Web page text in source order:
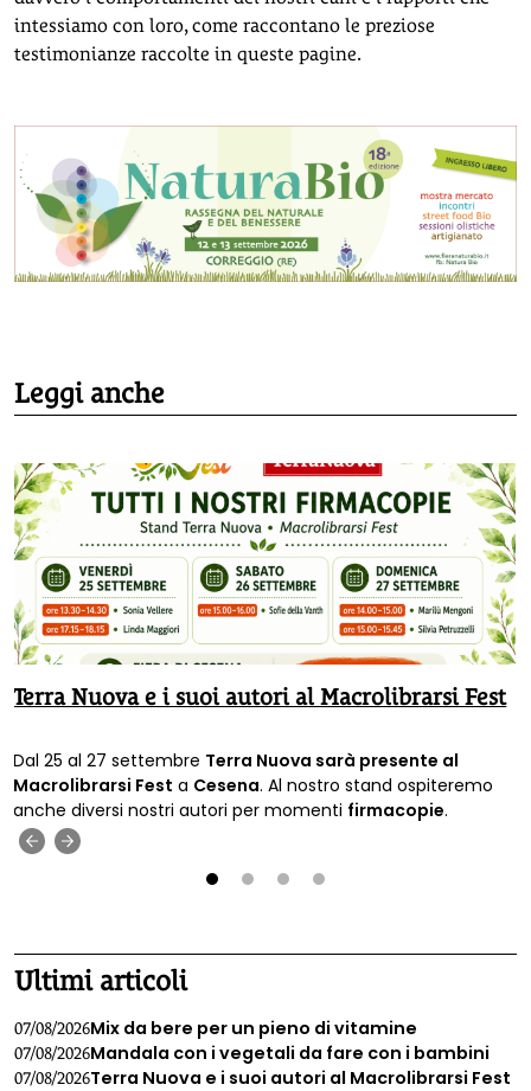
intessiamo con loro, come raccontano le preziose
testimonianze raccolte in queste pagine.
Leggi anche
Terra Nuova e i suoi autori al Macrolibrarsi Fest
Dal 25 al 27 settembre Terra Nuova sarà presente al
Macrolibrarsi Fest a Cesena. Al nostro stand ospiteremo
anche diversi nostri autori per momenti firmacopie.
Ultimi articoli
07/08/2026Mix da bere per un pieno di vitamine
07/08/2026Mandala con i vegetali da fare con i bambini
07/08/2026Terra Nuova e i suoi autori al Macrolibrarsi Fest